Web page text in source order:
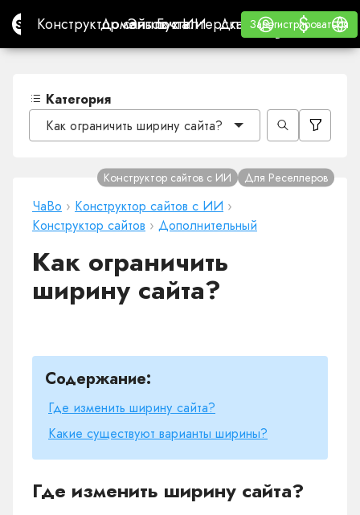
Site.proКонструктор сайтов с ИИ
Конструктор сайтов с ИИ
Домены
ДоменыЭл. почта
Эл. почта
Бухгалтерская программа
Бухгалтерская программа
Для
Для Реселлеров
ВАЙТ ЛЕЙБЛ
Обучение
Обучение
Зарегистрироваться
Зарегистрироваться
Войти $
$
Категория
Как ограничить ширину сайта?
ЧаВо › Конструктор сайтов с ИИ ›
Конструктор сайтов › Дополнительный
Конструктор сайтов с ИИ Для Реселлеров
Как ограничить
ширину сайта?
Содержание:
Где изменить ширину сайта?
Какие существуют варианты ширины?
Где изменить ширину сайта?